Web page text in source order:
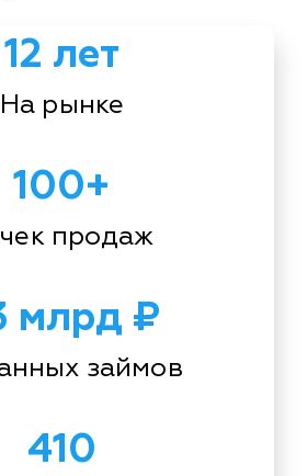
12 лет
На рынке
100+
продаж
млрд ₽
займов
410